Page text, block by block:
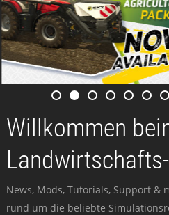
Willkommen
News, Mods, Tutorials, Support &
rund um die beliebte